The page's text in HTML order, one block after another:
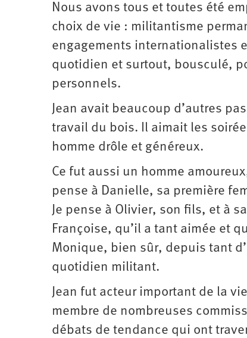
Nous avons tous et toutes été
choix de vie : militantisme
engagements internationalistes
quotidien et surtout, bousculé,
personnels.
Jean avait beaucoup d’autres
travail du bois. Il aimait les
homme drôle et généreux.
Ce fut aussi un homme
pense à Danielle, sa première
Je pense à Olivier, son fils, et à
Françoise, qu’il a tant aimée et
Monique, bien sûr, depuis tant
quotidien militant.
Jean fut acteur important de la
membre de nombreuses
débats de tendance qui ont